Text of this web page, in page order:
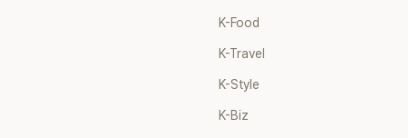
K-Food
K-Travel
K-Style
K-Biz